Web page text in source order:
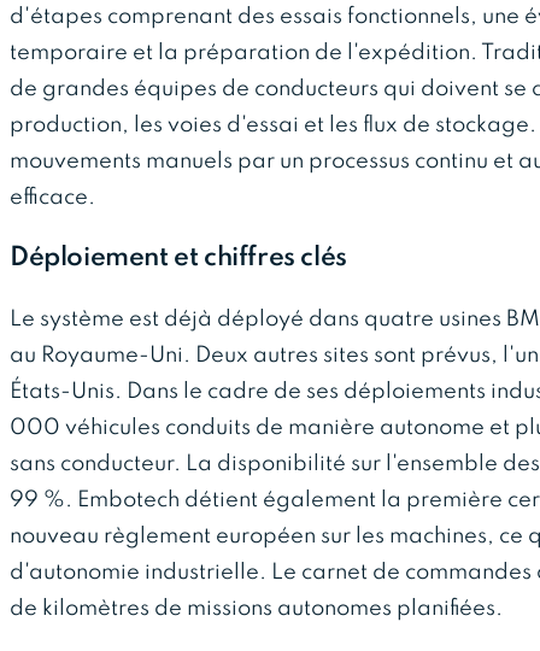
d'étapes comprenant des essais fonctionnels, une
temporaire et la préparation de l'expédition.
de grandes équipes de conducteurs qui doivent
production, les voies d'essai et les flux de
mouvements manuels par un processus continu et
efficace.
Déploiement et chiffres clés
Le système est déjà déployé dans quatre usines
au Royaume-Uni. Deux autres sites sont prévus,
États-Unis. Dans le cadre de ses déploiements
000 véhicules conduits de manière autonome et
sans conducteur. La disponibilité sur l'ensemble
99 %. Embotech détient également la première
nouveau règlement européen sur les machines, ce
d'autonomie industrielle. Le carnet de
de kilomètres de missions autonomes planifiées.